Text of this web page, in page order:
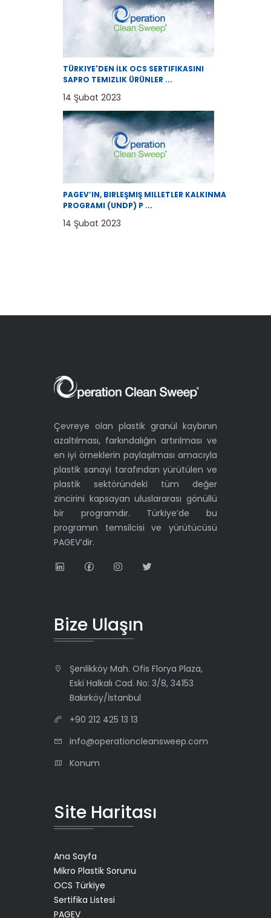
TÜRKIYE'DEN İLK OCS SERTIFIKASINI
SAPRO TEMIZLIK ÜRÜNLER ...
14 Şubat 2023
PAGEV’IN, BIRLEŞMIŞ MILLETLER KALKINMA
PROGRAMI (UNDP) P ...
14 Şubat 2023
Çevreye olan plastik granül kaybının
azaltılması, farkındalığın artırılması ve
en iyi örneklerin paylaşılması amacıyla
plastik sanayi tarafından yürütülen ve
plastik sektöründeki tüm değer
zincirini kapsayan uluslararası gönüllü
bir programdır. Türkiye’de bu
programın temsilcisi ve yürütücüsü
PAGEV’dir.
Bize Ulaşın
Şenlikköy Mah. Ofis Florya Plaza,
Eski Halkalı Cad. No: 3/8, 34153
Bakırköy/İstanbul
+90 212 425 13 13
info@operationcleansweep.com
Konum
Site Haritası
Ana Sayfa
Mikro Plastik Sorunu
OCS Türkiye
Sertifika Listesi
PAGEV